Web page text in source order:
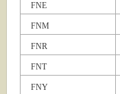
FNE
FNM
FNR
FNT
FNY